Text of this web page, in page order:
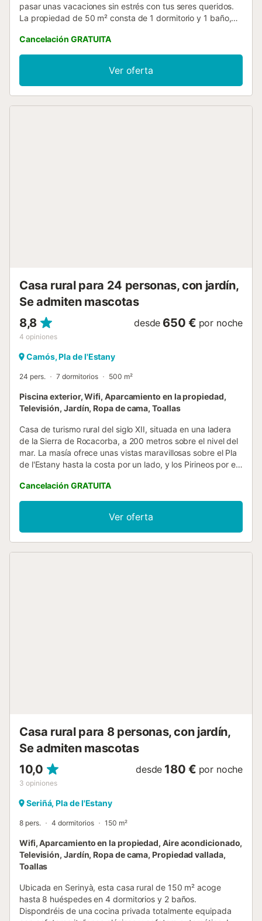
pasar unas vacaciones sin estrés con tus seres queridos.
La propiedad de 50 m² consta de 1 dormitorio y 1 baño,
adicionales incluyen Wi-Fi de alta velocidad (apto para
videollamadas), así como aire acondicionado. Además, hay
una mesa de billar disponible en la propiedad. Esta
habitación incluye acceso a una piscina interior
compartida. Este establecimiento ofrece acceso a una
Cancelación GRATUITA
Ver oferta
Casa rural para 24 personas, con jardín,
Se admiten mascotas
8,8
4 opiniones
desde 650 € por noche
Camós, Pla de l'Estany
24 pers. 7 dormitorios 500 m²
Piscina exterior, Wifi, Aparcamiento en la propiedad,
Televisión, Jardín, Ropa de cama, Toallas
Casa de turismo rural del siglo XII, situada en una ladera
de la Sierra de Rocacorba, a 200 metros sobre el nivel del
mar. La masía ofrece unas vistas maravillosas sobre el Pla
de l'Estany hasta la costa por un lado, y los Pirineos por el
Banyoles y de la ciudad de Girona. Se trata de una masía
apartada y tranquila, donde compartiréis la propiedad con
los propietarios, que residen en una parte independiente
de la casa. Solo el aparcamiento y el jardín son zonas
compartidas; el resto de los espacios son privados. Ideal
Cancelación GRATUITA
Ver oferta
Casa rural para 8 personas, con jardín,
Se admiten mascotas
10,0
3 opiniones
desde 180 € por noche
Seriñá, Pla de l'Estany
8 pers. 4 dormitorios 150 m²
Wifi, Aparcamiento en la propiedad, Aire acondicionado,
Televisión, Jardín, Ropa de cama, Propiedad vallada,
Toallas
Ubicada en Serinyà, esta casa rural de 150 m² acoge
hasta 8 huéspedes en 4 dormitorios y 2 baños.
Dispondréis de una cocina privada totalmente equipada